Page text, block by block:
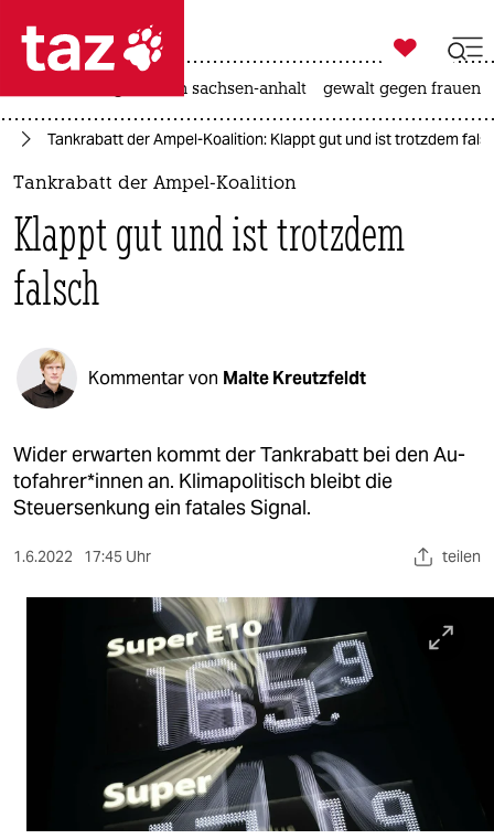
 taz zahl ich
taz zahl ich
politik
öko
gesellschaft
kultur
sport
berlin
nord
wahrheit
fragen & hilfe

taz zahl ich
landtagswahl in sachsen-anhalt gewalt gegen frauen
Tankrabatt der Ampel-Koalition: Klappt gut und ist trotzdem
Tankrabatt der Ampel-Koalition
Klappt gut und ist trotzdem
falsch
Kommentar von Malte Kreutzfeldt
Wider erwarten kommt der Tankrabatt bei den Au­
to­fah­re­r*in­nen an. Klimapolitisch bleibt die
Steuersenkung ein fatales Signal.
1.6.2022 17:45 Uhr teilen